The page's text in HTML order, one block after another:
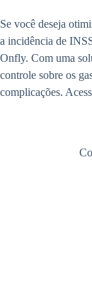
Se você deseja
a incidência de
Onfly. Com uma
controle sobre os
complicações.